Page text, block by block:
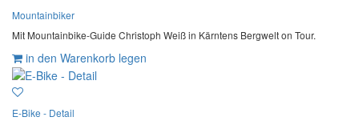
Mountainbiker
Mit Mountainbike-Guide Christoph Weiß in Kärntens Bergwelt on Tour.
in den Warenkorb legen
E-Bike - Detail